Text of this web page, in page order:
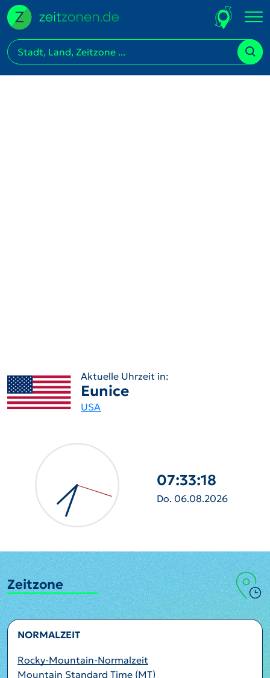
Aktuelle Uhrzeit in:
Eunice
USA
07:33:19
Do. 06.08.2026
Zeitzone
NORMALZEIT
Rocky-Mountain-Normalzeit
Mountain Standard Time (MT)